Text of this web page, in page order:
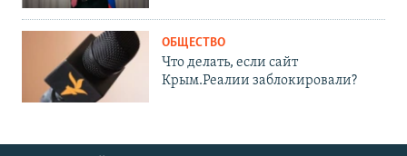
ОБЩЕСТВО
Что делать, если сайт
Крым.Реалии заблокировали?